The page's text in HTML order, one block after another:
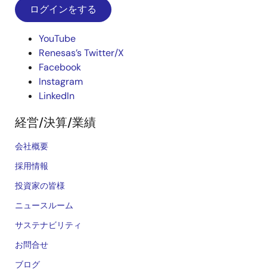
ログインをする
YouTube
Renesas’s Twitter/X
Facebook
Instagram
LinkedIn
経営/決算/業績
会社概要
採用情報
投資家の皆様
ニュースルーム
サステナビリティ
お問合せ
ブログ